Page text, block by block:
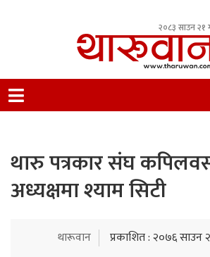
२०८३ साउन २१
Nepal.
थारु पत्रकार संघ
अध्यक्षमा श्याम सिटी
थारूवान प्रकाशित : २०७६ साउन